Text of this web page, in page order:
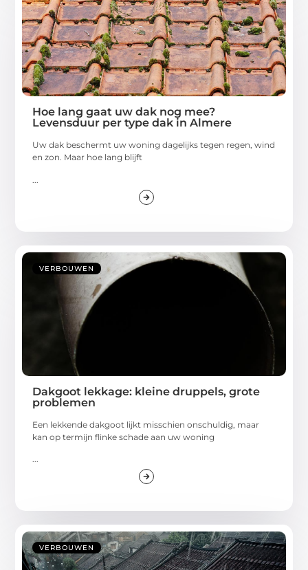
Hoe lang gaat uw dak nog mee?
Levensduur per type dak in Almere
Uw dak beschermt uw woning dagelijks tegen regen, wind
en zon. Maar hoe lang blijft
VERBOUWEN
Dakgoot lekkage: kleine druppels, grote
problemen
Een lekkende dakgoot lijkt misschien onschuldig, maar
kan op termijn flinke schade aan uw woning
...
VERBOUWEN